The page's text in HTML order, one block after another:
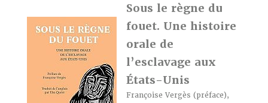
Sous le règne du
fouet. Une histoire
orale de
l’esclavage aux
États-Unis
Françoise Vergès (préface),